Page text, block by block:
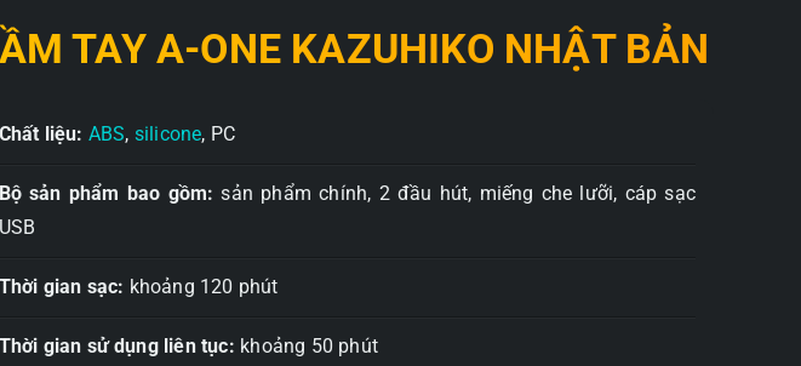
TAY A-ONE KAZUHIKO NHẬT BẢN
Chất liệu: ABS, silicone, PC
Bộ sản phẩm bao gồm: sản phẩm chính, 2 đầu hút, miếng che lưỡi, cáp sạc
USB
Thời gian sạc: khoảng 120 phút
Thời gian sử dụng liên tục: khoảng 50 phút